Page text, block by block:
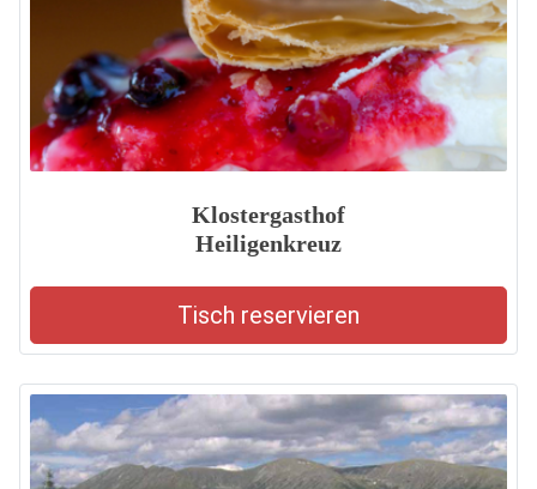
Klostergasthof
Heiligenkreuz
Tisch reservieren